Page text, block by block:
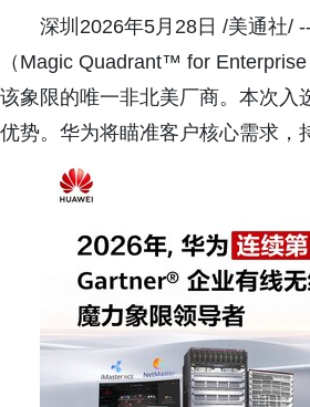
深圳2026年5月28日 /美通社/
（Magic Quadrant™ for
该象限的唯一非北美厂商。本次入
优势。华为将瞄准客户核心需求，